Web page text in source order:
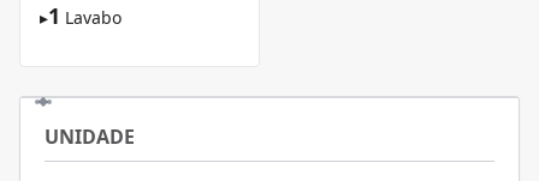
▸1 Lavabo
UNIDADE